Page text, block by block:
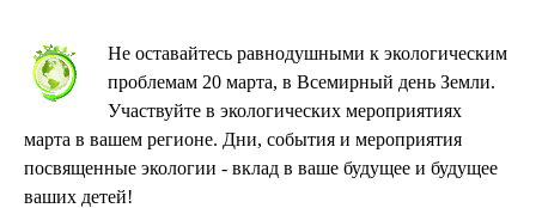
Не оставайтесь равнодушными к экологическим
проблемам 20 марта, в Всемирный день Земли.
Участвуйте в экологических мероприятиях
марта в вашем регионе. Дни, события и мероприятия
посвященные экологии - вклад в ваше будущее и будущее
ваших детей!